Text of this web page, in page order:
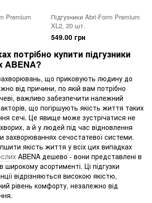
Premium
Підгузники Abri-Form Premium
XL2, 20 шт.
549.00 грн
потрібно купити підгузники
ABENA?
що приковують людину до
від причини, по якій вам потрібно
важливо забезпечити належний
що погіршують якість життя таких
сечі. Це явище може зустрічатися не
а й у людей під час відновлення
захворюваннях сечостатевої системи.
якість життя у всіх цих випадках
ABENA дешево - вони представлені в
широкому асортименті. Ці підгузки
відрізняються високою якістю,
рівень комфорту, незалежно від